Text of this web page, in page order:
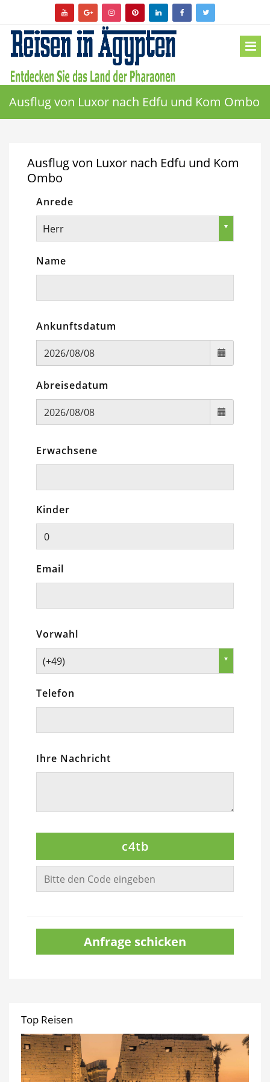
Ausflug von Luxor nach Edfu und Kom Ombo
Ausflug von Luxor nach Edfu und Kom
Ombo
Anrede
Herr
Name
Ankunftsdatum
Abreisedatum
Erwachsene
Kinder
Email
Vorwahl
(+49)
Telefon
Ihre Nachricht
c4tb
Anfrage schicken
Top Reisen